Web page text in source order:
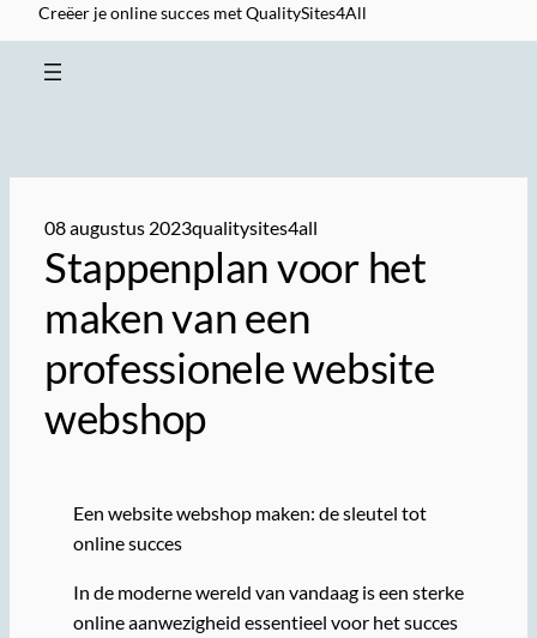
Creëer je online succes met QualitySites4All
08 augustus 2023qualitysites4all
Stappenplan voor het
maken van een
professionele website
webshop
Een website webshop maken: de sleutel tot
online succes
In de moderne wereld van vandaag is een sterke
online aanwezigheid essentieel voor het succes